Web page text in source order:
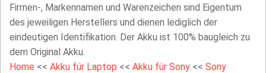
Firmen-, Markennamen und Warenzeichen sind Eigentum
des jeweiligen Herstellers und dienen lediglich der
eindeutigen Identifikation. Der Akku ist 100% baugleich zu
dem Original Akku.
Home << Akku für Laptop << Akku für Sony << Sony